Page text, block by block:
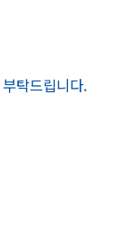
탁드립니다.